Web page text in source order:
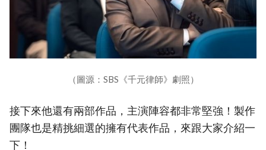
（圖源：SBS《千元律師》劇照）
接下來他還有兩部作品，主演陣容都非常堅強！製作
團隊也是精挑細選的擁有代表作品，來跟大家介紹一
下！